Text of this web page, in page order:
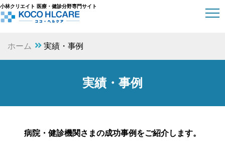
小林クリエイト 医療・健診分野専門サイト
ホーム 実績・事例
実績・事例
病院・健診機関さまの成功事例をご紹介します。